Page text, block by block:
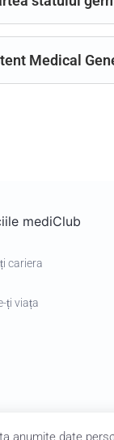
Medical
mediClub
cariera
ți viața